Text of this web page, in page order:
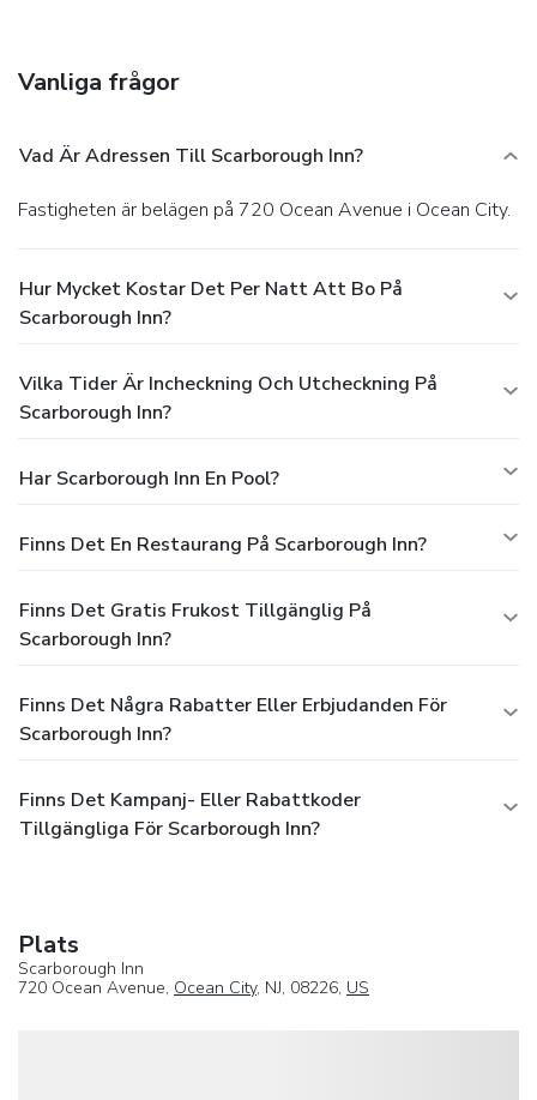
Business, Other Amenities
Featured amenities include a business center, dry
parking is available onsite.
Vanliga frågor
Vad Är Adressen Till Scarborough Inn?
Fastigheten är belägen på 720 Ocean Avenue i Ocean City.
Hur Mycket Kostar Det Per Natt Att Bo På
Scarborough Inn?
Vilka Tider Är Incheckning Och Utcheckning På
Scarborough Inn?
Har Scarborough Inn En Pool?
Finns Det En Restaurang På Scarborough Inn?
Finns Det Gratis Frukost Tillgänglig På
Scarborough Inn?
Finns Det Några Rabatter Eller Erbjudanden För
Scarborough Inn?
Finns Det Kampanj- Eller Rabattkoder
Tillgängliga För Scarborough Inn?
Plats
Scarborough Inn
720 Ocean Avenue, Ocean City, NJ, 08226, US